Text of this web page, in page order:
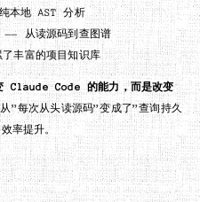
本地 AST 分析
从读源码到查图谱
丰富的项目知识库
Claude Code 的能力，而是改变
”每次从头读源码”变成了”查询持久
率提升。